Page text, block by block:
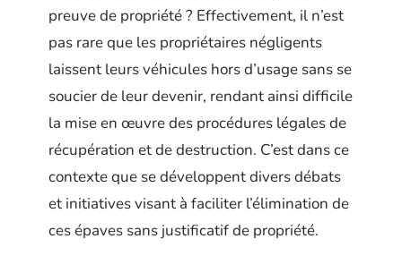
preuve de propriété ? Effectivement, il n’est
pas rare que les propriétaires négligents
laissent leurs véhicules hors d’usage sans se
soucier de leur devenir, rendant ainsi difficile
la mise en œuvre des procédures légales de
récupération et de destruction. C’est dans ce
contexte que se développent divers débats
et initiatives visant à faciliter l’élimination de
ces épaves sans justificatif de propriété.